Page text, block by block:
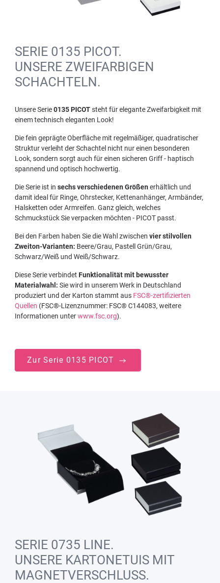
SERIE 0135 PICOT.
UNSERE ZWEIFARBIGEN
SCHACHTELN.
Unsere Serie0135 PICOTsteht für elegante Zweifarbigkeit mit
einem technisch eleganten Look!
Die fein geprägte Oberfläche mit regelmäßiger, quadratischer
Struktur verleiht der Schachtel nicht nur einen besonderen
Look, sondern sorgt auch für einen sicheren Griff - haptisch
spannend und optisch hochwertig.
Die Serie ist in sechs verschiedenen Größen erhältlich und
damit ideal für Ringe, Ohrstecker, Kettenanhänger, Armbänder,
Halsketten oder Armreifen. Ganz gleich, welches
Schmuckstück Sie verpacken möchten - PICOT passt.
Bei den Farben haben Sie die Wahl zwischen vier stilvollen
Zweiton-Varianten: Beere/Grau, Pastell Grün/Grau,
Schwarz/Weiß und Weiß/Schwarz.
Diese Serie verbindet Funktionalität mit bewusster
Materialwahl: Sie wird in unserem Werk in Deutschland
produziert und der Karton stammt aus FSC®-zertifizierten
Quellen (FSC®-Lizenznummer: FSC® C144083, weitere
Informationen unterwww.fsc.org).
Zur Serie 0135 PICOT
SERIE 0735 LINE.
UNSERE KARTONETUIS MIT
MAGNETVERSCHLUSS.